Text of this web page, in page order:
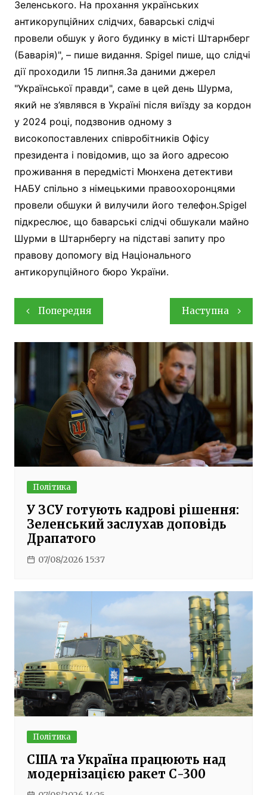
Зеленського. На прохання українських
антикорупційних слідчих, баварські слідчі
провели обшук у його будинку в місті Штарнберг
(Баварія)", – пише видання. Spigel пише, що слідчі
дії проходили 15 липня.За даними джерел
"Української правди", саме в цей день Шурма,
який не з’являвся в Україні після виїзду за кордон
у 2024 році, подзвонив одному з
високопоставлених співробітників Офісу
президента і повідомив, що за його адресою
проживання в передмісті Мюнхена детективи
НАБУ спільно з німецькими правоохоронцями
провели обшуки й вилучили його телефон.Spigel
підкреслює, що баварські слідчі обшукали майно
Шурми в Штарнбергу на підставі запиту про
правову допомогу від Національного
антикорупційного бюро України.
Навігація
записів
Попередня Наступна
Політика
У ЗСУ готують кадрові рішення:
Зеленський заслухав доповідь
Драпатого
07/08/2026 15:37
Політика
США та Україна працюють над
модернізацією ракет С-300